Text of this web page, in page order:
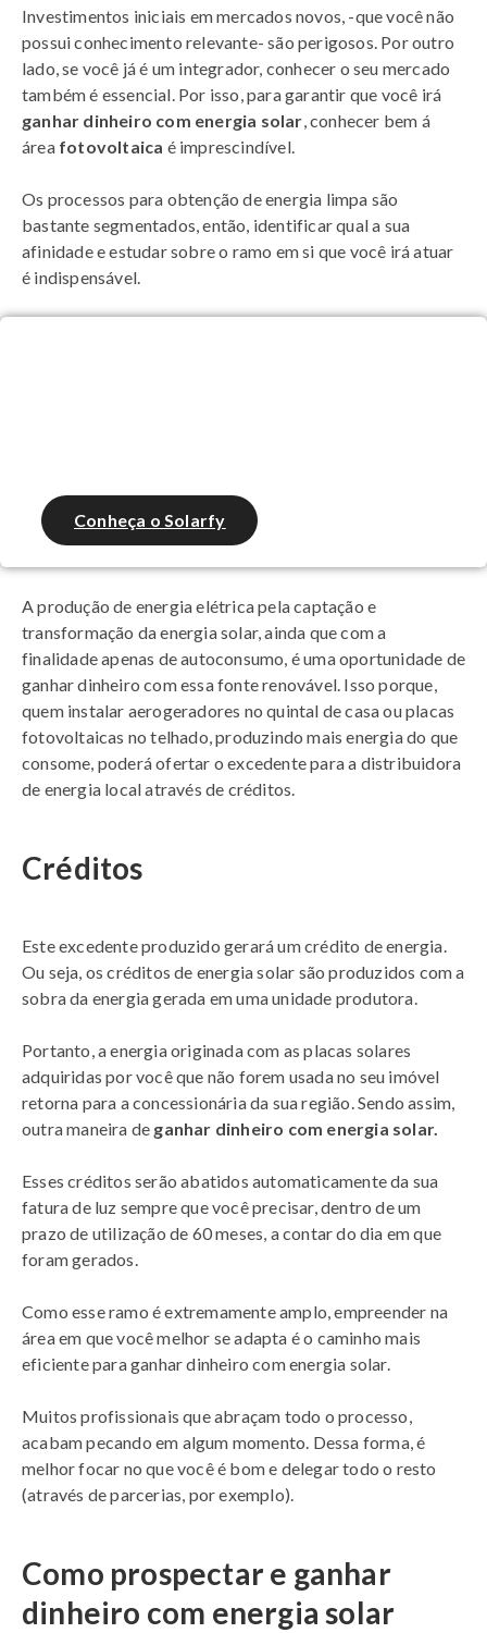
Investimentos iniciais em mercados novos, -que você não
possui conhecimento relevante- são perigosos. Por outro
lado, se você já é um integrador, conhecer o seu mercado
também é essencial. Por isso, para garantir que você irá
ganhar dinheiro com energia solar, conhecer bem á
áreafotovoltaica é imprescindível.
Os processos para obtenção de energia limpa são
bastante segmentados, então, identificar qual a sua
afinidade e estudar sobre o ramo em si que você irá atuar
é indispensável.
Conheça o Solarfy
A produção de energia elétrica pela captação e
transformação da energia solar, ainda que com a
finalidade apenas de autoconsumo, é uma oportunidade de
ganhar dinheiro com essa fonte renovável. Isso porque,
quem instalar aerogeradores no quintal de casa ou placas
fotovoltaicas no telhado, produzindo mais energia do que
consome, poderá ofertar o excedente para a distribuidora
de energia local através de créditos.
Créditos
Este excedente produzido gerará um crédito de energia.
Ou seja, os créditos de energia solar são produzidos com a
sobra da energia gerada em uma unidade produtora.
Portanto, a energia originada com as placas solares
adquiridas por você que não forem usada no seu imóvel
retorna para a concessionária da sua região. Sendo assim,
outra maneira de ganhar dinheiro com energia solar.
Esses créditos serão abatidos automaticamente da sua
fatura de luz sempre que você precisar, dentro de um
prazo de utilização de 60 meses, a contar do dia em que
foram gerados.
Como esse ramo é extremamente amplo, empreender na
área em que você melhor se adapta é o caminho mais
eficiente para ganhar dinheiro com energia solar.
Muitos profissionais que abraçam todo o processo,
acabam pecando em algum momento. Dessa forma, é
melhor focar no que você é bom e delegar todo o resto
(através de parcerias, por exemplo).
Como prospectar e ganhar
dinheiro com energia solar